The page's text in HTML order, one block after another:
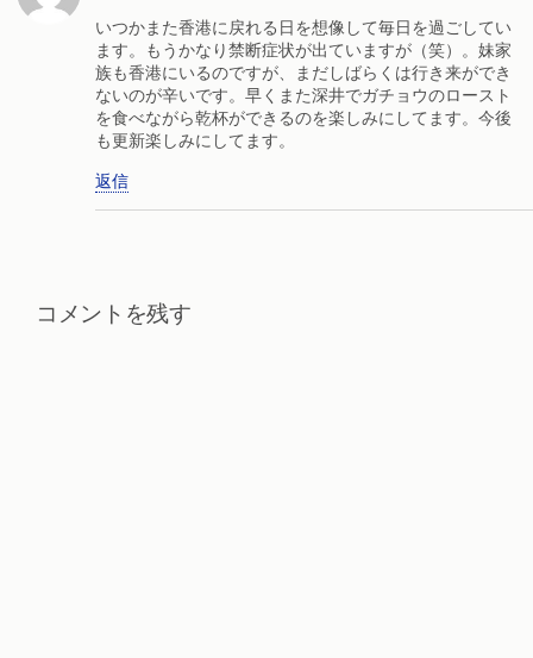
いつかまた香港に戻れる日を想像して毎日を過ごしてい
ます。もうかなり禁断症状が出ていますが（笑）。妹家
族も香港にいるのですが、まだしばらくは行き来ができ
ないのが辛いです。早くまた深井でガチョウのロースト
を食べながら乾杯ができるのを楽しみにしてます。今後
も更新楽しみにしてます。
返信
コメントを残す